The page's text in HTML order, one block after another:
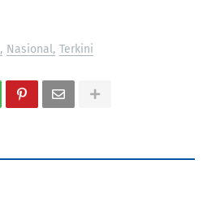
Nasional Terkini